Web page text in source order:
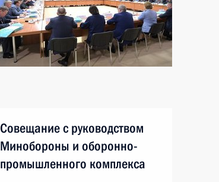
Совещание с руководством
Минобороны и оборонно-
промышленного комплекса